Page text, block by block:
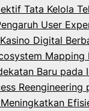
Tata Kelola
User
Digital
Baru pada